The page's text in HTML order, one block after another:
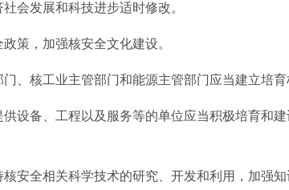
发展和科技进步适时修改。
，加强核安全文化建设。
核工业主管部门和能源主管部门应当建立培育
备、工程以及服务等的单位应当积极培育和建
全相关科学技术的研究、开发和利用，加强知